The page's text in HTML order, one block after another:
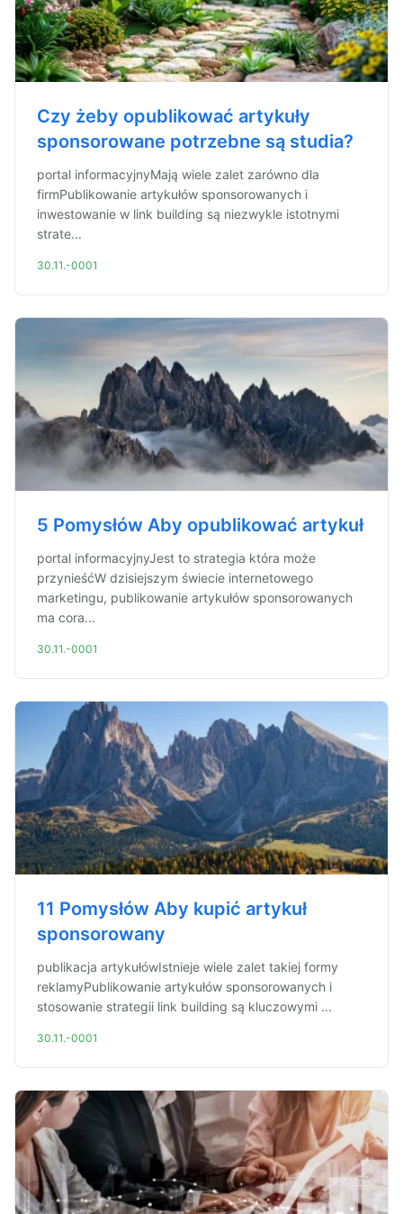
Czy żeby opublikować artykuły
sponsorowane potrzebne są studia?
portal informacyjnyMają wiele zalet zarówno dla
firmPublikowanie artykułów sponsorowanych i
inwestowanie w link building są niezwykle istotnymi
strate...
30.11.-0001
5 Pomysłów Aby opublikować artykuł
portal informacyjnyJest to strategia która może
przynieśćW dzisiejszym świecie internetowego
marketingu, publikowanie artykułów sponsorowanych
ma cora...
30.11.-0001
11 Pomysłów Aby kupić artykuł
sponsorowany
publikacja artykułówIstnieje wiele zalet takiej formy
reklamyPublikowanie artykułów sponsorowanych i
stosowanie strategii link building są kluczowymi ...
30.11.-0001